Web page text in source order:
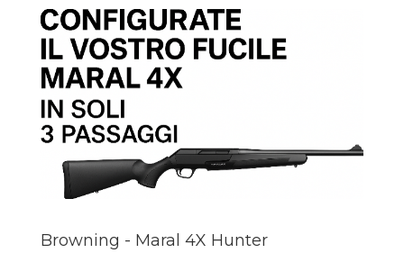
Browning - Maral 4X Hunter